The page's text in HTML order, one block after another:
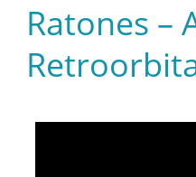
Ratones –